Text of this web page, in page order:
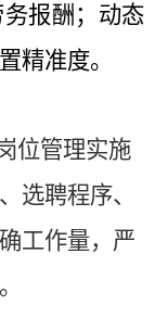
报酬 ； 动态
精准度。
位管理实施
选聘程序、
工作量，严